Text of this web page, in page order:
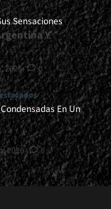
Sensaciones
Y
2026 0
En Un
2026 0